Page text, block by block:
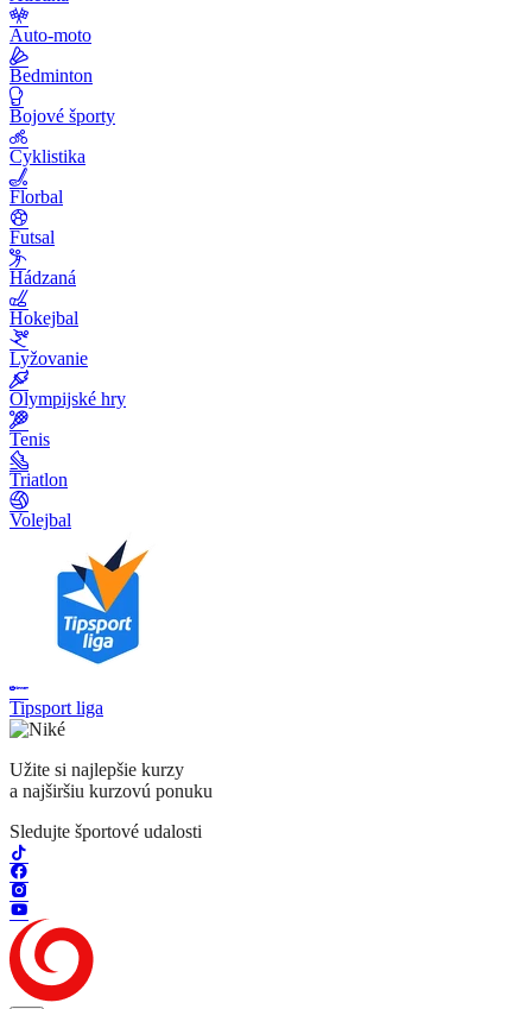
Auto-moto
Bedminton
Bojové športy
Cyklistika
Florbal
Futsal
Hádzaná
Hokejbal
Lyžovanie
Olympijské hry
Tenis
Triatlon
Volejbal
Tipsport liga
Užite si najlepšie kurzy
a najširšiu kurzovú ponuku
Sledujte športové udalosti